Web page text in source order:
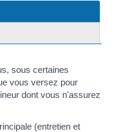
sous certaines
vous versez pour
dont vous n'assurez
(entretien et